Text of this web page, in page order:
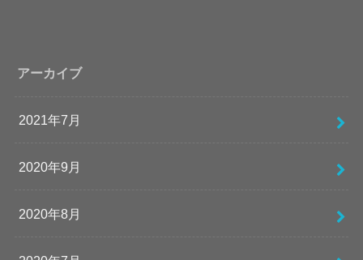
アーカイブ
2021年7月
2020年9月
2020年8月